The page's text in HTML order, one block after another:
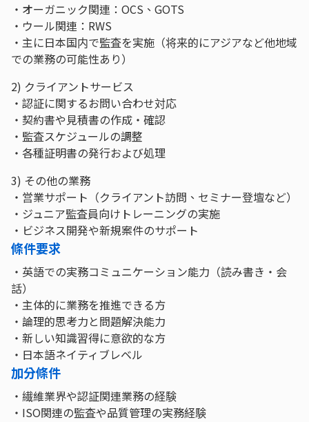
・オーガニック関連：OCS、GOTS
・ウール関連：RWS
・主に日本国内で監査を実施（将来的にアジアなど他地域
での業務の可能性あり）
2) クライアントサービス
・認証に関するお問い合わせ対応
・契約書や見積書の作成・確認
・監査スケジュールの調整
・各種証明書の発行および処理
3) その他の業務
・営業サポート（クライアント訪問、セミナー登壇など）
・ジュニア監査員向けトレーニングの実施
・ビジネス開発や新規案件のサポート
條件要求
・英語での実務コミュニケーション能力（読み書き・会
話）
・主体的に業務を推進できる方
・論理的思考力と問題解決能力
・新しい知識習得に意欲的な方
・日本語ネイティブレベル
加分條件
・繊維業界や認証関連業務の経験
・ISO関連の監査や品質管理の実務経験